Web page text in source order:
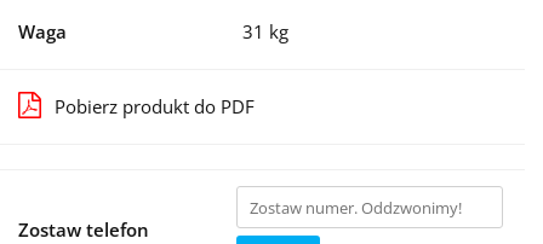
Waga 31 kg
Pobierz produkt do PDF
Zostaw telefon